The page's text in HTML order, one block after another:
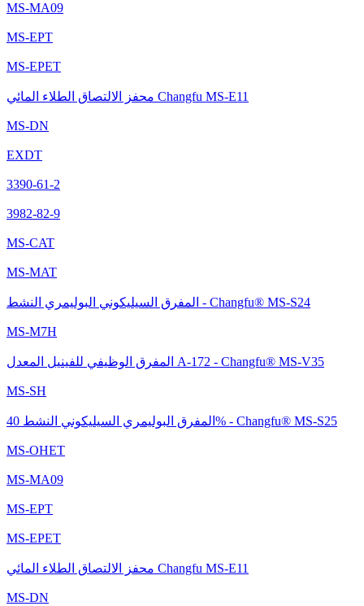
MS-MA09
MS-EPT
MS-EPET
محفز الالتصاق الطلاء المائي Changfu MS-E11
MS-DN
EXDT
3390-61-2
3982-82-9
MS-CAT
MS-MAT
المفرق السيليكوني البوليمري النشط - Changfu® MS-S24
MS-M7H
المفرق الوظيفي للفينيل المعدل A-172 - Changfu® MS-V35
MS-SH
المفرق البوليمري السيليكوني النشط 40% - Changfu® MS-S25
MS-OHET
MS-MA09
MS-EPT
MS-EPET
محفز الالتصاق الطلاء المائي Changfu MS-E11
MS-DN